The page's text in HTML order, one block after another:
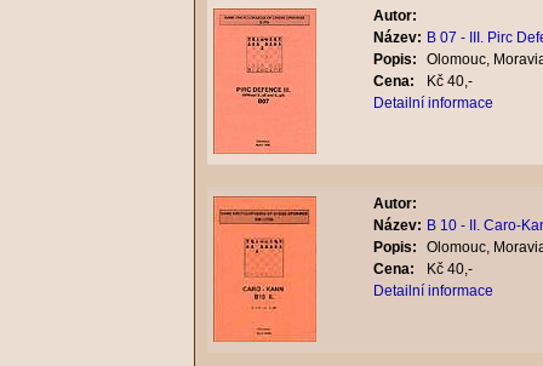
Autor:
Název: B 07 - III. Pirc
Popis:
Olomouc,
Cena:
Kč 40,-
Detailní informace
Autor:
Název: B 10 - II. Caro-
Popis:
Olomouc,
Cena:
Kč 40,-
Detailní informace